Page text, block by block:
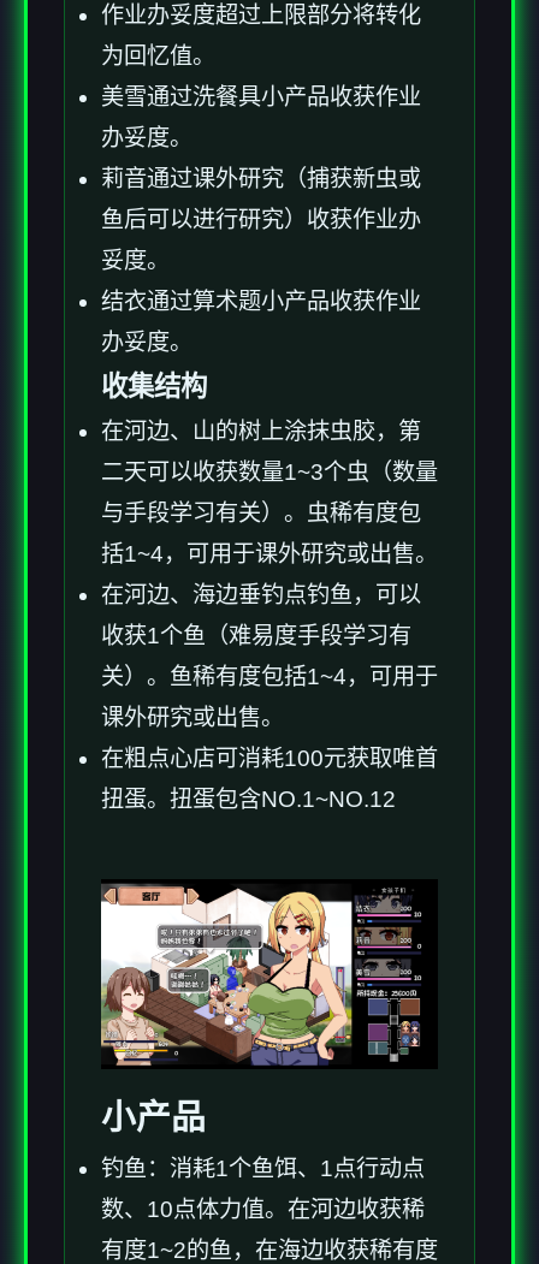
作业办妥度超过上限部分将转化
为回忆值。
美雪通过洗餐具小产品收获作业
办妥度。
莉音通过课外研究（捕获新虫或
鱼后可以进行研究）收获作业办
妥度。
结衣通过算术题小产品收获作业
办妥度。
收集结构
在河边、山的树上涂抹虫胶，第
二天可以收获数量1~3个虫（数量
与手段学习有关）。虫稀有度包
括1~4，可用于课外研究或出售。
在河边、海边垂钓点钓鱼，可以
收获1个鱼（难易度手段学习有
关）。鱼稀有度包括1~4，可用于
课外研究或出售。
在粗点心店可消耗100元获取唯首
扭蛋。扭蛋包含NO.1~NO.12
小产品
钓鱼：消耗1个鱼饵、1点行动点
数、10点体力值。在河边收获稀
有度1~2的鱼，在海边收获稀有度